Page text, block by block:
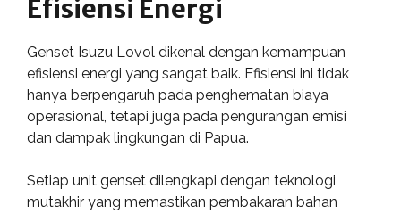
Efisiensi Energi
Genset Isuzu Lovol dikenal dengan kemampuan
efisiensi energi yang sangat baik. Efisiensi ini tidak
hanya berpengaruh pada penghematan biaya
operasional, tetapi juga pada pengurangan emisi
dan dampak lingkungan di Papua.
Setiap unit genset dilengkapi dengan teknologi
mutakhir yang memastikan pembakaran bahan